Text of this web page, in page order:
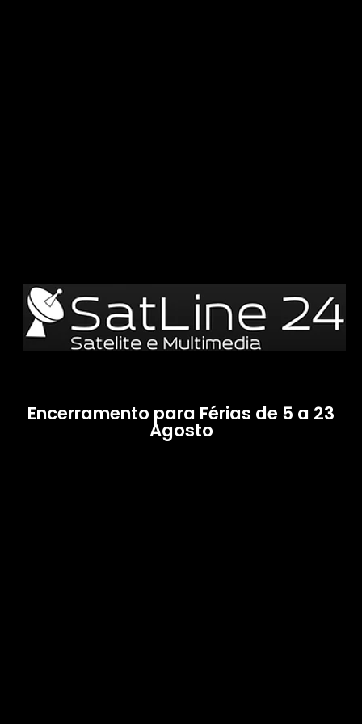
Encerramento para Férias de 5 a 23
Agosto